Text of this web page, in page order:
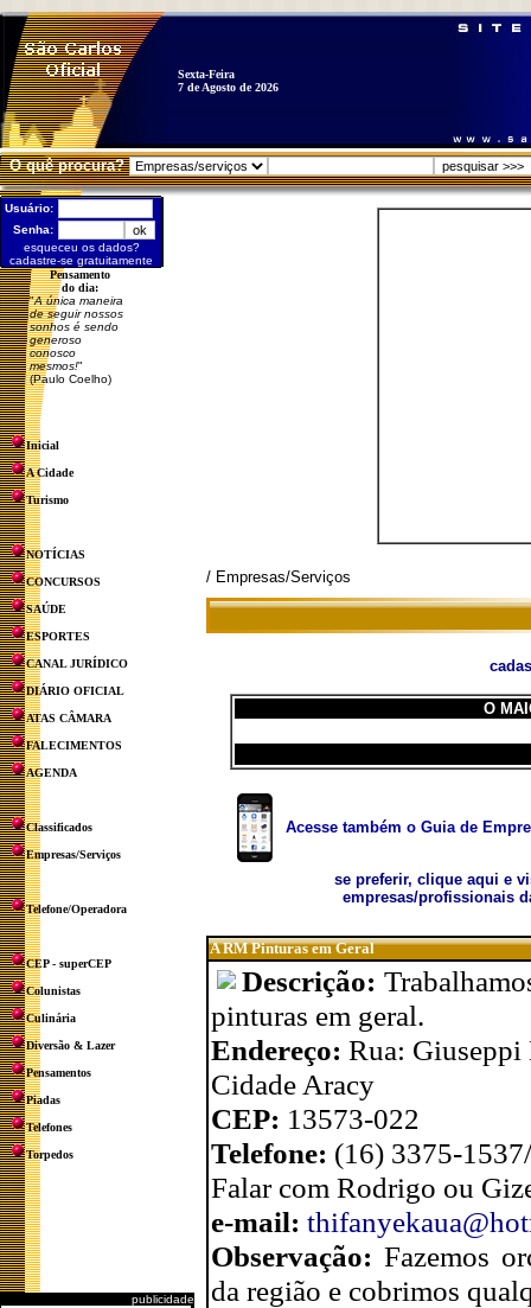
Sexta-Feira
7 de Agosto de 2026
O quê procura?
Usuário:
Senha:
esqueceu os dados?
cadastre-se gratuitamente
Pensamento
do dia:
"A única maneira
de seguir nossos
sonhos é sendo
generoso
conosco
mesmos!"
(Paulo Coelho)
Inicial
A Cidade
Turismo
NOTÍCIAS
CONCURSOS
SAÚDE
ESPORTES
CANAL JURÍDICO
DIÁRIO OFICIAL
ATAS CÂMARA
FALECIMENTOS
AGENDA
Classificados
Empresas/Serviços
Telefone/Operadora
CEP - superCEP
Colunistas
Culinária
Diversão & Lazer
Pensamentos
Piadas
Telefones
Torpedos
publicidade
/ Empresas/Serviços
O
Acesse também o Guia de
se preferir, clique aqui e
empresas/profissionais
A RM Pinturas em Geral
Descrição:
pinturas em geral.
Endereço: Rua: Giuseppi
Cidade Aracy
CEP: 13573-022
Telefone: (16) 3375-
Falar com Rodrigo ou
e-mail:
Observação:Fazemos
da região e cobrimos